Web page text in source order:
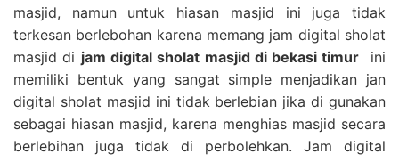
masjid, namun untuk hiasan masjid ini juga tidak
terkesan berlebohan karena memang jam digital sholat
masjid di jam digital sholat masjid di bekasi timur ini
memiliki bentuk yang sangat simple menjadikan jan
digital sholat masjid ini tidak berlebian jika di gunakan
sebagai hiasan masjid, karena menghias masjid secara
berlebihan juga tidak di perbolehkan. Jam digital